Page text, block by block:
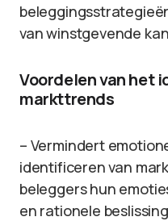
van winstgevende
Voordelen van het
markttrends
– Vermindert
identificeren van
beleggers hun
en rationele